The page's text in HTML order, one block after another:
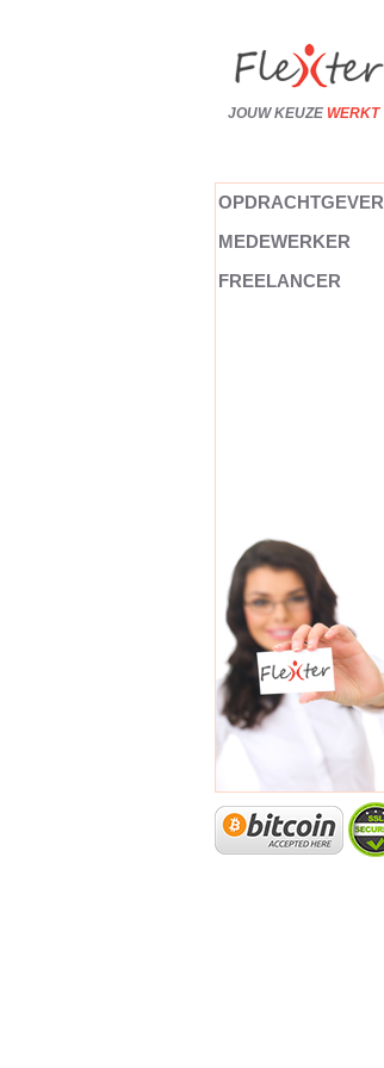
JOUW KEUZE WERKT
OPDRACHTGEVER
MEDEWERKER
FREELANCER